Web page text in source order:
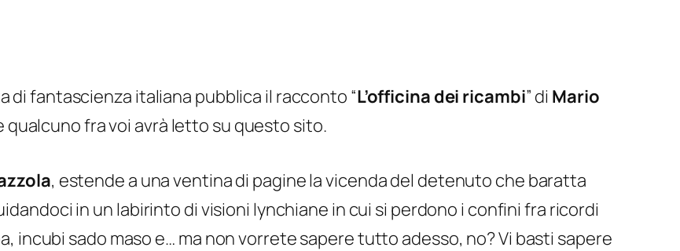
fantascienza italiana pubblica il racconto “L’officina dei ricambi” di Mario
qualcuno fra voi avrà letto su questo sito.
, estende a una ventina di pagine la vicenda del detenuto che baratta
in un labirinto di visioni lynchiane in cui si perdono i confini fra ricordi
incubi sado maso e… ma non vorrete sapere tutto adesso, no? Vi basti sapere